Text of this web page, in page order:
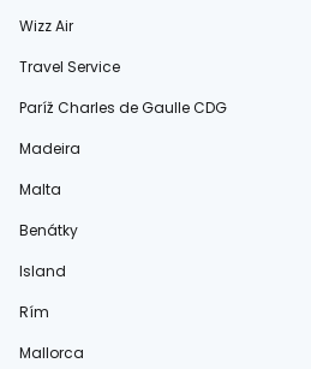
Wizz Air
Travel Service
Paríž Charles de Gaulle CDG
Madeira
Malta
Benátky
Island
Rím
Mallorca